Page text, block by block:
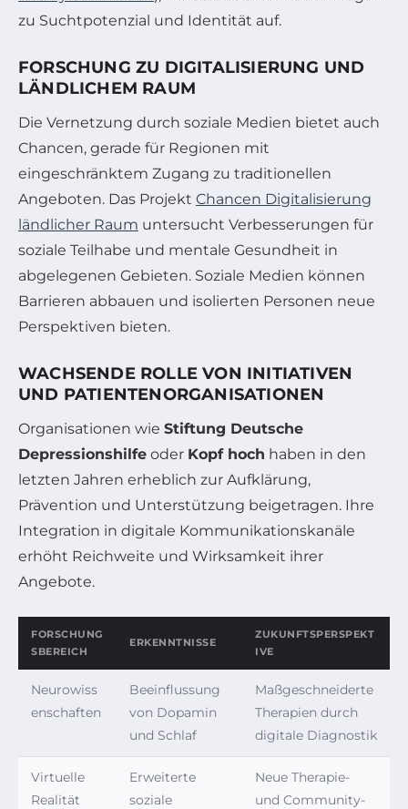
zu Suchtpotenzial und Identität auf.
FORSCHUNG ZU DIGITALISIERUNG UND
LÄNDLICHEM RAUM
Die Vernetzung durch soziale Medien bietet auch
Chancen, gerade für Regionen mit
eingeschränktem Zugang zu traditionellen
Angeboten. Das Projekt Chancen Digitalisierung
ländlicher Raum untersucht Verbesserungen für
soziale Teilhabe und mentale Gesundheit in
abgelegenen Gebieten. Soziale Medien können
Barrieren abbauen und isolierten Personen neue
Perspektiven bieten.
WACHSENDE ROLLE VON INITIATIVEN
UND PATIENTENORGANISATIONEN
Organisationen wie Stiftung Deutsche
Depressionshilfe oder Kopf hoch haben in den
letzten Jahren erheblich zur Aufklärung,
Prävention und Unterstützung beigetragen. Ihre
Integration in digitale Kommunikationskanäle
erhöht Reichweite und Wirksamkeit ihrer
Angebote.
FORSCHUNG
SBEREICH
ERKENNTNISSE
ZUKUNFTSPERSPEKT
IVE
Neurowiss
enschaften
Beeinflussung
von Dopamin
und Schlaf
Maßgeschneiderte
Therapien durch
digitale Diagnostik
Virtuelle
Realität
Erweiterte
soziale
Neue Therapie-
und Community-